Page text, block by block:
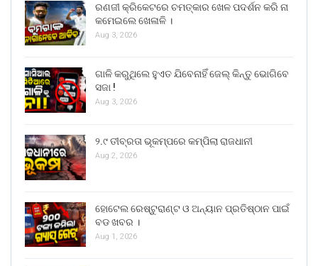
ରଣଜୀ କ୍ରିକେଟରେ ଚମତ୍କାର ଖେଳ ପଦର୍ଶନ କରି ନା
କମେଇଲେ ଖେଳାଳି ।
Aug 3, 2026
ଗାଳି କରୁଥିଲେ ହୁଏତ ଯିବେନାହିଁ ଜେଲ୍ କିନ୍ତୁ ଭୋଗିବେ
ସଜା !
Aug 3, 2026
୨.୯ ତୀବ୍ରତା ଭୂକମ୍ପରେ କମ୍ପିଲା ରାଜଧାନୀ
Aug 2, 2026
ହୋଟେଲ ରେଷ୍ଟୁରାଣ୍ଟ ଓ ଅନ୍ୟାନ ପ୍ରତିଷ୍ଠାନ ପାଇଁ
ବଡ ଖବର ।
Aug 1, 2026